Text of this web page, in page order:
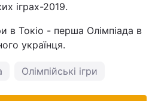
іграх-2019.
в Токіо - перша Олімпіада в
українця.
Олімпійські ігри